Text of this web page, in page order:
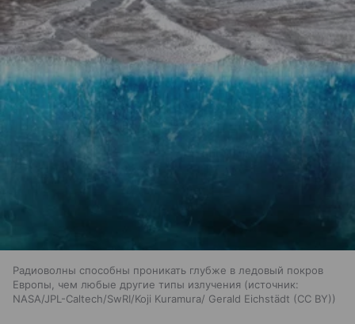
Радиоволны способны проникать глубже в ледовый покров
Европы, чем любые другие типы излучения
источник:
NASA/JPL-Caltech/SwRI/Koji Kuramura/ Gerald Eichstädt (CC BY)